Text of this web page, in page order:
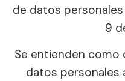
de datos
9
Se entienden como
datos personales